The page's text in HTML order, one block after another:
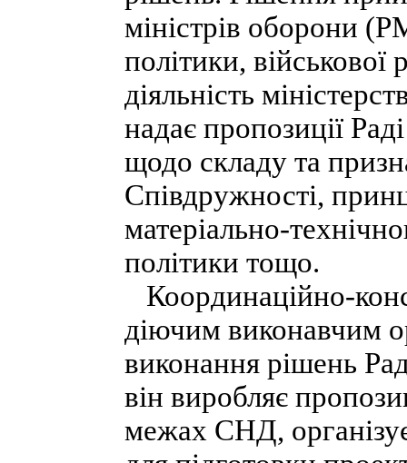
міністрів оборони
політики,
діяльність
надає пропозиції
щодо складу та
Співдружності,
матеріально-
політики тощо.
Координаційно-
діючим виконавчим
виконання рішень
він виробляє
межах СНД,